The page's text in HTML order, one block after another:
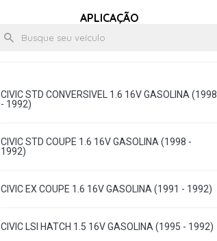
APLICAÇÃO
CIVIC STD CONVERSIVEL 1.6 16V GASOLINA (1998
- 1992)
CIVIC STD COUPE 1.6 16V GASOLINA (1998 -
1992)
CIVIC EX COUPE 1.6 16V GASOLINA (1991 - 1992)
CIVIC LSI HATCH 1.5 16V GASOLINA (1995 - 1992)